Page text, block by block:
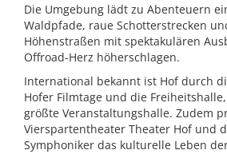
Die Umgebung lädt zu Abenteuern
Waldpfade, raue Schotterstrecken
Höhenstraßen mit spektakulären
Offroad-Herz höherschlagen.
International bekannt ist Hof durch
Hofer Filmtage und die
größte Veranstaltungshalle. Zudem
Vierspartentheater Theater Hof und
Symphoniker das kulturelle Leben